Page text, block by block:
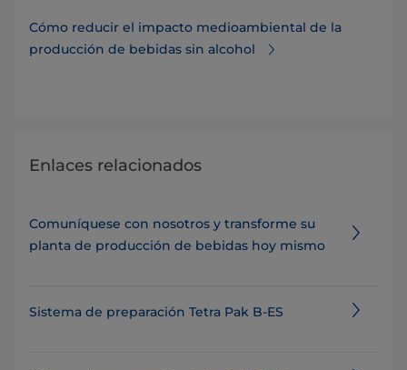
Cómo reducir el impacto medioambiental de la
producción de bebidas sin alcohol
Enlaces relacionados
Comuníquese con nosotros y transforme su
planta de producción de bebidas hoy mismo
Sistema de preparación Tetra Pak B-ES